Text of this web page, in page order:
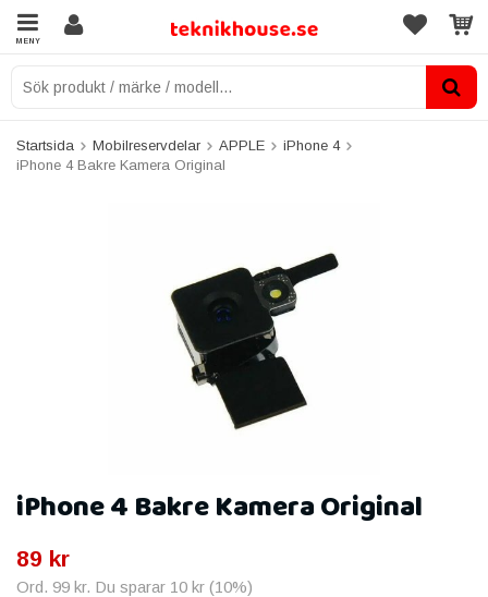
MENY
Startsida Mobilreservdelar APPLE
iPhone 4
iPhone 4 Bakre Kamera Original
iPhone 4 Bakre Kamera Original
89 kr
Ord. 99 kr. Du sparar 10 kr (10%)